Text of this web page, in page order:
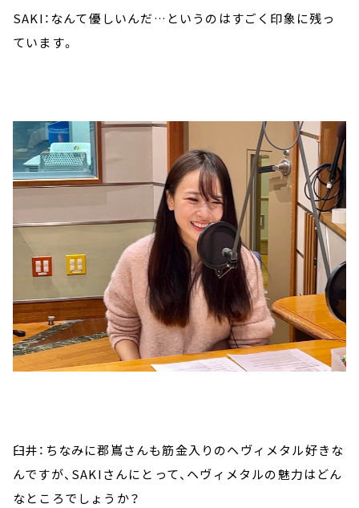
SAKI：なんて優しいんだ…というのはすごく印象に残っ
ています。
臼井：ちなみに郡嶌さんも筋金入りのヘヴィメタル好きな
んですが、SAKIさんにとって、ヘヴィメタルの魅力はどん
なところでしょうか？